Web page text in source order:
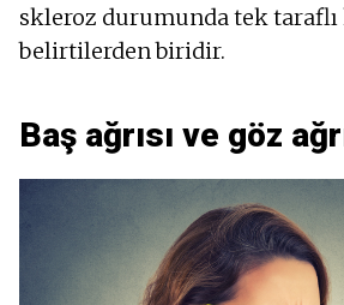
skleroz durumunda tek
belirtilerden biridir.
Baş ağrısı ve göz